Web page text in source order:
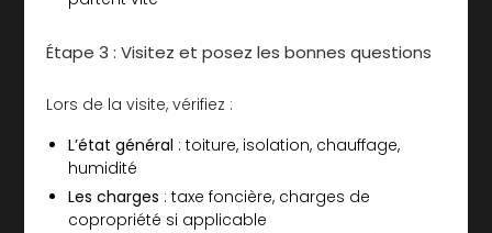
Étape 3 : Visitez et posez les bonnes questions
Lors de la visite, vérifiez :
L’état général : toiture, isolation, chauffage,
humidité
Les charges : taxe foncière, charges de
copropriété si applicable